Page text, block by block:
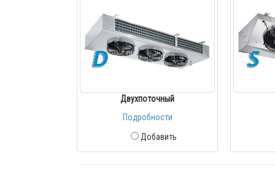
Двухпоточный
Подробности
Добавить